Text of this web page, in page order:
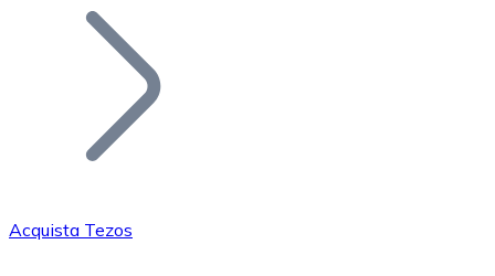
Aggiungi il token del tuo progetto al nostro servizio di
Acquista Tezos